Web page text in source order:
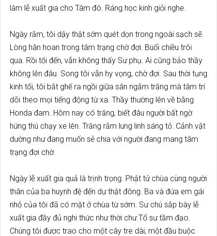
làm lễ xuất gia cho Tâm đó. Ráng học kinh giỏi nghe.
Ngày rằm, tôi dậy thật sớm quét dọn trong ngoài sạch sẽ.
Lòng hân hoan trong tâm trạng chờ đợi. Buổi chiều trôi
qua. Rồi tối đến, vẫn không thấy Sư phụ. Ai cũng bảo thầy
không lên đâu. Song tôi vẫn hy vọng, chờ đợi. Sau thời tụng
kinh tối, tôi bắt ghế ra ngồi giữa sân ngắm trăng mà tâm trí
dõi theo mọi tiếng động từ xa. Thầy thường lên về bằng
Honda đam. Hôm nay có trăng, biết đâu người bất ngờ
hứng thú chạy xe lên. Trăng rằm lung linh sáng tỏ. Cảnh vật
dường như đang muốn sẻ chia với người đang mang tâm
trạng đợi chờ.
Ngày lễ xuất gia quả là trịnh trọng. Phật tử chùa cùng người
thân của ba huynh đệ đến dự thật đông. Ba và đứa em gái
nhỏ của tôi đã có mặt ở chùa từ sớm. Sư chú sắp bày lễ
xuất gia đầy đủ nghi thức như thời chư Tổ sư tầm đạo.
Chúng tôi được trao cho một cây tre dài, một đầu buộc